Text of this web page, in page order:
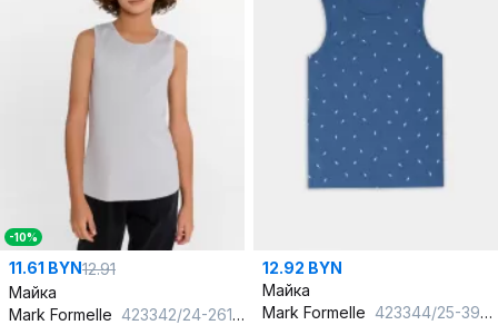
-10%
11.61 BYN12.91
Майка
Mark Formelle 423342/24-26126Ц-1 св.серый
12.92 BYN
Майка
Mark Formelle 423344/25-39081П-0 молнии_на_синем